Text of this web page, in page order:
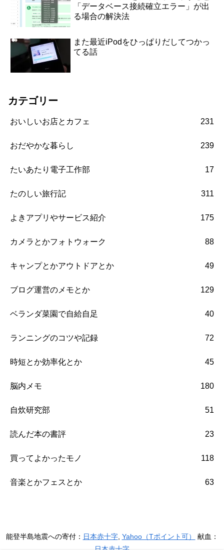
「データベース接続確立エラー」が出
る場合の解決法
また最近iPodをひっぱりだしてつかっ
てる話
カテゴリー
おいしいお店とカフェ 231
おだやかな暮らし 239
たいあたり電子工作部 17
たのしい旅行記 311
よきアプリやサービス紹介 175
カメラとかフォトウォーク 88
キャンプとかアウトドアとか 49
ブログ運営のメモとか 129
ベランダ菜園で自給自足 40
ランニングのコツや記録 72
時短とか効率化とか 45
脳内メモ 180
自炊研究部 51
読んだ本の書評 23
買ってよかったモノ 118
音楽とかフェスとか 63
能登半島地震への寄付： 日本赤十字, Yahoo（Tポイント可）
献血：